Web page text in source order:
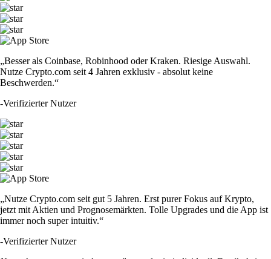
„Besser als Coinbase, Robinhood oder Kraken. Riesige Auswahl.
Nutze Crypto.com seit 4 Jahren exklusiv - absolut keine
Beschwerden.“
-Verifizierter Nutzer
„Nutze Crypto.com seit gut 5 Jahren. Erst purer Fokus auf Krypto,
jetzt mit Aktien und Prognosemärkten. Tolle Upgrades und die App ist
immer noch super intuitiv.“
-Verifizierter Nutzer